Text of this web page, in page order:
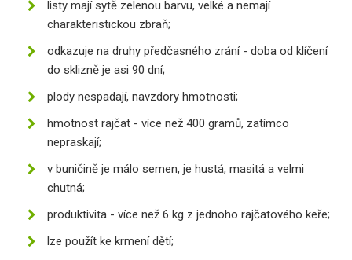
listy mají sytě zelenou barvu, velké a nemají
charakteristickou zbraň;
odkazuje na druhy předčasného zrání - doba od klíčení
do sklizně je asi 90 dní;
plody nespadají, navzdory hmotnosti;
hmotnost rajčat - více než 400 gramů, zatímco
nepraskají;
v buničině je málo semen, je hustá, masitá a velmi
chutná;
produktivita - více než 6 kg z jednoho rajčatového keře;
lze použít ke krmení dětí;